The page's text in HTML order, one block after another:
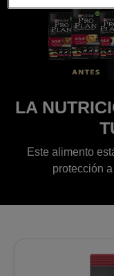
LA
Este alimento
protección